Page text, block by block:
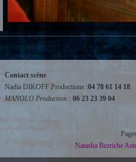
Contact scène
Nadia DIKOFF Productions :04 78 61 14 18
MANOLO Production : 06 23 23 39 04
Natasha Bezriche